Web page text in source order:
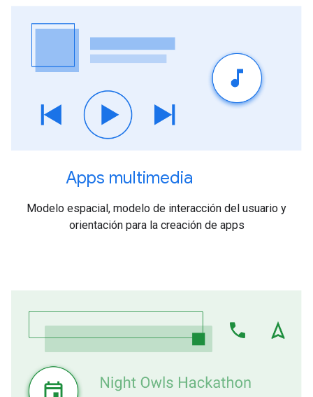
Apps multimedia
Modelo espacial, modelo de interacción del usuario y
orientación para la creación de apps